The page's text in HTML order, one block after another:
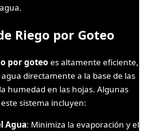
Riego por Goteo
por goteo es altamente eficiente,
directamente a la base de las
humedad en las hojas. Algunas
sistema incluyen:
Agua: Minimiza la evaporación y el